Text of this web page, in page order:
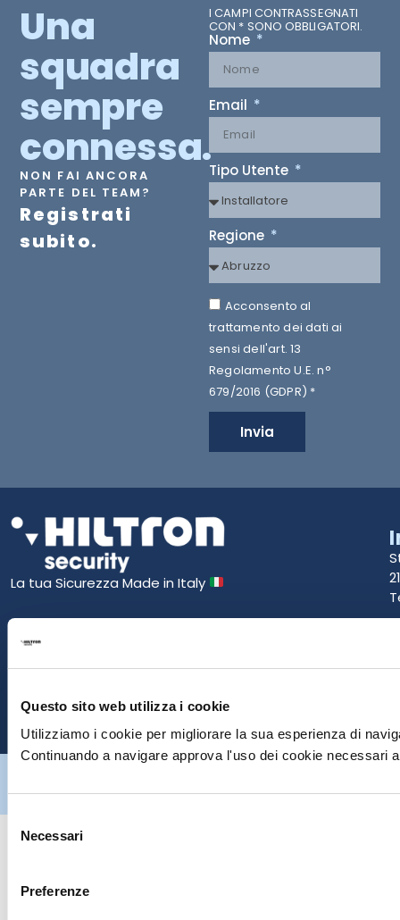
Questo sito web utilizza i cookie
Utilizziamo i cookie per migliorare la sua esperienza di
Continuando a navigare approva l'uso dei cookie necessari
Selezione
delNecessari
Preferenze
Una
squadra
sempre
connessa.
NON FAI ANCORA
PARTE DEL TEAM?
Registrati
subito.
I CAMPI CONTRASSEGNATI
CON * SONO OBBLIGATORI.
Nome
Email
Tipo Utente
Regione
Acconsento al
trattamento dei dati ai
sensi dell'art. 13
Regolamento U.E. n°
679/2016 (GDPR) *
Invia
La tua Sicurezza Made in Italy
riservati